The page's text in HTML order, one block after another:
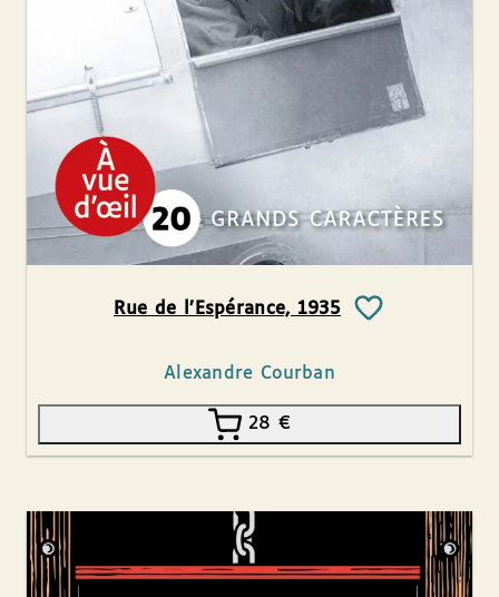
Rue de l’Espérance, 1935
Alexandre Courban
28 €